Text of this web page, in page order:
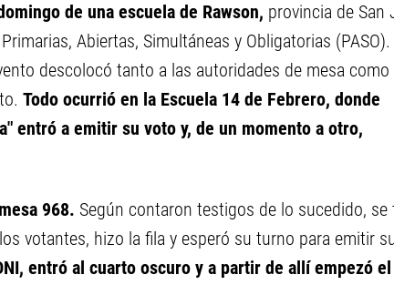
de una escuela de Rawson, provincia de San
Abiertas, Simultáneas y Obligatorias (PASO).
descolocó tanto a las autoridades de mesa como
Todo ocurrió en la Escuela 14 de Febrero, donde
entró a emitir su voto y, de un momento a otro,
968. Según contaron testigos de lo sucedido, se
votantes, hizo la fila y esperó su turno para emitir
entró al cuarto oscuro y a partir de allí empezó el